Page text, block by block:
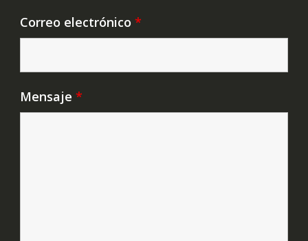
Correo electrónico *
Mensaje *